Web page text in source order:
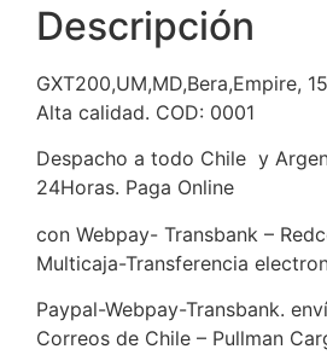
Descripción
GXT200,UM,MD,Bera,Empire,
Alta calidad. COD: 0001
Despacho a todo Chile y
24Horas. Paga Online
con Webpay- Transbank –
Multicaja-Transferencia
Paypal-Webpay-Transbank.
Correos de Chile – Pullman